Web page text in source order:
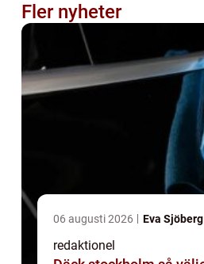
Fler nyheter
06 augusti 2026 Eva Sjöberg
redaktionel